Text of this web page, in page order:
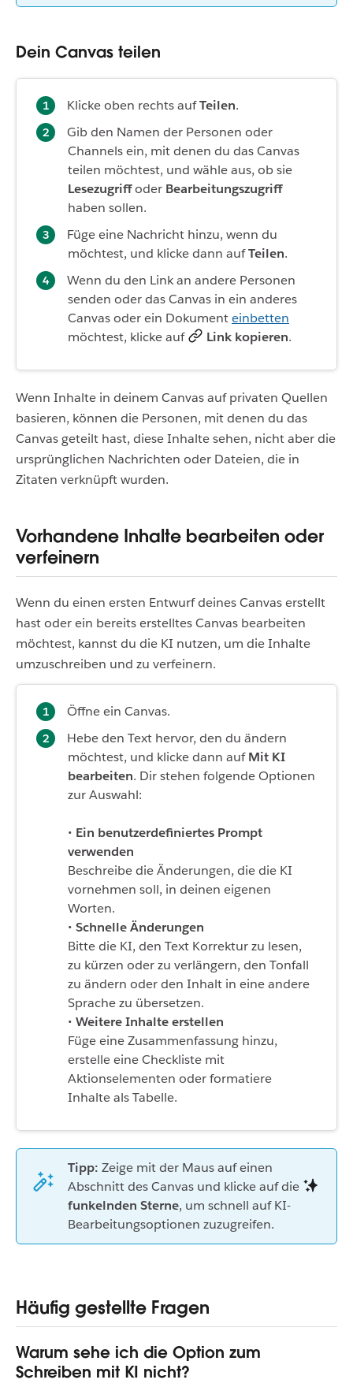
Dein Canvas teilen
Klicke oben rechts aufTeilen.
Gib den Namen der Personen oder
Channels ein, mit denen du das Canvas
teilen möchtest, und wähle aus, ob sie
Lesezugriffoder Bearbeitungszugriff
haben sollen.
Füge eine Nachricht hinzu, wenn du
möchtest, und klicke dann aufTeilen.
Wenn du den Link an andere Personen
senden oder das Canvas in ein anderes
Canvas oder ein Dokumenteinbetten
möchtest, klicke auf
Link kopieren.
Wenn Inhalte in deinem Canvas auf privaten Quellen
basieren, können die Personen, mit denen du das
Canvas geteilt hast, diese Inhalte sehen, nicht aber die
ursprünglichen Nachrichten oder Dateien, die in
Zitaten verknüpft wurden.
Vorhandene Inhalte bearbeiten oder
verfeinern
Wenn du einen ersten Entwurf deines Canvas erstellt
hast oder ein bereits erstelltes Canvas bearbeiten
möchtest, kannst du die KI nutzen, um die Inhalte
umzuschreiben und zu verfeinern.
Öffne ein Canvas.
Hebe den Text hervor, den du ändern
möchtest, und klicke dann aufMit KI
bearbeiten. Dir stehen folgende Optionen
zur Auswahl:
• Ein benutzerdefiniertes Prompt
verwenden
Beschreibe die Änderungen, die die KI
vornehmen soll, in deinen eigenen
Worten.
• Schnelle Änderungen
Bitte die KI, den Text Korrektur zu lesen,
zu kürzen oder zu verlängern, den Tonfall
zu ändern oder den Inhalt in eine andere
Sprache zu übersetzen.
• Weitere Inhalte erstellen
Füge eine Zusammenfassung hinzu,
erstelle eine Checkliste mit
Aktionselementen oder formatiere
Inhalte als Tabelle.
Tipp: Zeige mit der Maus auf einen
Abschnitt des Canvas und klicke auf die
funkelnden Sterne, um schnell auf KI-
Bearbeitungsoptionen zuzugreifen.
Häufig gestellte Fragen
Warum sehe ich die Option zum
Schreiben mit KI nicht?